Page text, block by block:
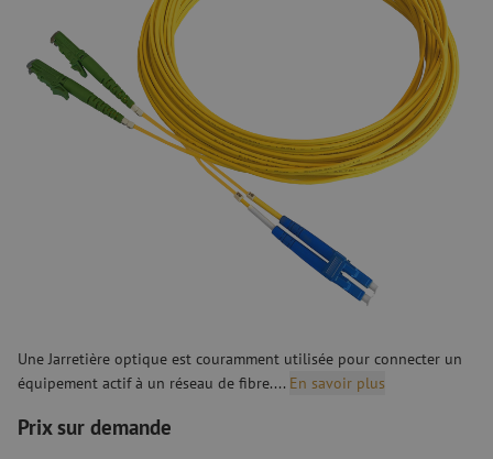
Une Jarretière optique est couramment utilisée pour connecter un
équipement actif à un réseau de fibre.... En savoir plus
Prix sur demande